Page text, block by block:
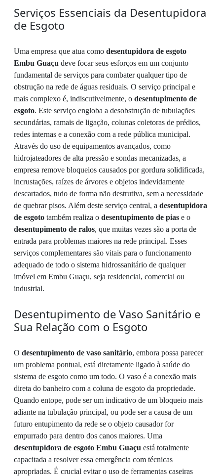
Serviços Essenciais da Desentupidora
de Esgoto
Uma empresa que atua como desentupidora de esgoto
Embu Guaçu deve focar seus esforços em um conjunto
fundamental de serviços para combater qualquer tipo de
obstrução na rede de águas residuais. O serviço principal e
mais complexo é, indiscutivelmente, o desentupimento de
esgoto. Este serviço engloba a desobstrução de tubulações
secundárias, ramais de ligação, colunas coletoras de prédios,
redes internas e a conexão com a rede pública municipal.
Através do uso de equipamentos avançados, como
hidrojateadores de alta pressão e sondas mecanizadas, a
empresa remove bloqueios causados por gordura solidificada,
incrustações, raízes de árvores e objetos indevidamente
descartados, tudo de forma não destrutiva, sem a necessidade
de quebrar pisos. Além deste serviço central, a desentupidora
de esgoto também realiza o desentupimento de pias e o
desentupimento de ralos, que muitas vezes são a porta de
entrada para problemas maiores na rede principal. Esses
serviços complementares são vitais para o funcionamento
adequado de todo o sistema hidrossanitário de qualquer
imóvel em Embu Guaçu, seja residencial, comercial ou
industrial.
Desentupimento de Vaso Sanitário e
Sua Relação com o Esgoto
O desentupimento de vaso sanitário, embora possa parecer
um problema pontual, está diretamente ligado à saúde do
sistema de esgoto como um todo. O vaso é a conexão mais
direta do banheiro com a coluna de esgoto da propriedade.
Quando entope, pode ser um indicativo de um bloqueio mais
adiante na tubulação principal, ou pode ser a causa de um
futuro entupimento da rede se o objeto causador for
empurrado para dentro dos canos maiores. Uma
desentupidora de esgoto Embu Guaçu está totalmente
capacitada a resolver essa emergência com técnicas
apropriadas. É crucial evitar o uso de ferramentas caseiras